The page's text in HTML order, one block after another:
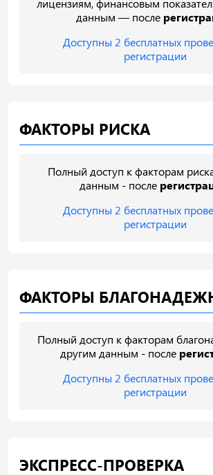
лицензиям, финансовым
данным — после
Доступны 2 бесплатных
регистрации
ФАКТОРЫ РИСКА
Полный доступ к факторам
данным - после
Доступны 2 бесплатных
регистрации
ФАКТОРЫ
Полный доступ к факторам
другим данным - после
Доступны 2 бесплатных
регистрации
ЭКСПРЕСС-ПРОВЕРКА